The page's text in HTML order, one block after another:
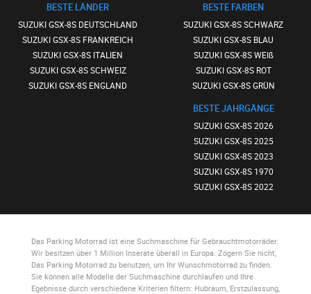
BESTE LÄNDER
SUZUKI GSX-8S DEUTSCHLAND
SUZUKI GSX-8S FRANKREICH
SUZUKI GSX-8S ITALIEN
SUZUKI GSX-8S SCHWEIZ
SUZUKI GSX-8S ENGLAND
BESTE FARBEN
SUZUKI GSX-8S SCHWARZ
SUZUKI GSX-8S BLAU
SUZUKI GSX-8S WEIß
SUZUKI GSX-8S ROT
SUZUKI GSX-8S GRÜN
BESTE JAHRGÄNGE
SUZUKI GSX-8S 2026
SUZUKI GSX-8S 2025
SUZUKI GSX-8S 2023
SUZUKI GSX-8S 1970
SUZUKI GSX-8S 2022
Das Parking Motorradist eine Suchmaschine für Gebrauchtmotorräder.
Wir besitzen über 1 Million Inserate überall in Europa. Zögern Sie nicht,
Das Parking Motorradzu benutzen, um Ihr Wunschmotorrad zu finden.
Sie können alle Modelle der Suchmaschine durchlaufen und Ihre
Egebnisse durch verschiedene Kriterien filtern: Hubraum, Erstzulassung,